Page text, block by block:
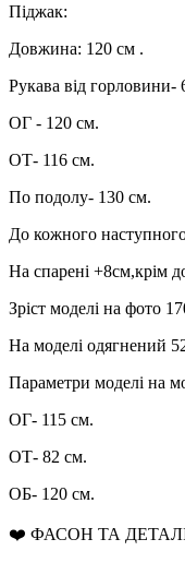
Піджак:
Довжина: 120 см .
Рукава від горловини-
ОГ - 120 см.
ОТ- 116 см.
По подолу- 130 см.
До кожного
На спарені +8см,крім
Зріст моделі на фото
На моделі одягнений
Параметри моделі на
ОГ- 115 см.
ОТ- 82 см.
ОБ- 120 см.
❤️ ФАСОН ТА